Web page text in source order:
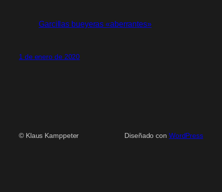
Garcillas bueyeras «aberrantes»
1 de enero de 2020
© Klaus Kamppeter Diseñado con WordPress